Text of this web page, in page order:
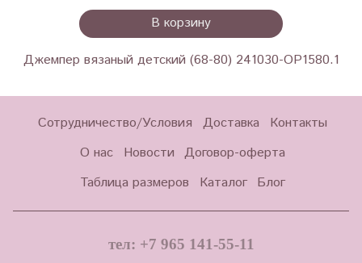
В корзину
Джемпер вязаный детский (68-80) 241030-OP1580.1
Сотрудничество/Условия Доставка
Контакты
О нас
Новости Договор-оферта
Таблица размеров
Каталог Блог
тел: +7 965 141-55-11